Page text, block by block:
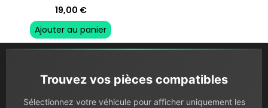
19,00 €
Ajouter au panier
Trouvez vos pièces compatibles
Sélectionnez votre véhicule pour afficher uniquement les